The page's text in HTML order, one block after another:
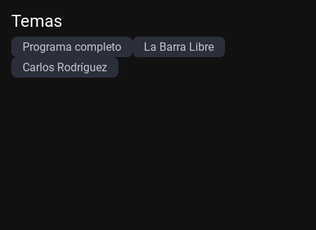
Temas
Programa completo
La Barra Libre
Carlos Rodríguez